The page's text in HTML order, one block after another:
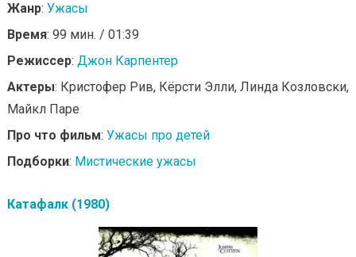
Жанр: Ужасы
Время: 99 мин. / 01:39
Режиссер: Джон Карпентер
Актеры: Кристофер Рив, Кёрсти Элли, Линда Козловски,
Майкл Паре
Про что фильм: Ужасы про детей
Подборки: Мистические ужасы
Катафалк (1980)